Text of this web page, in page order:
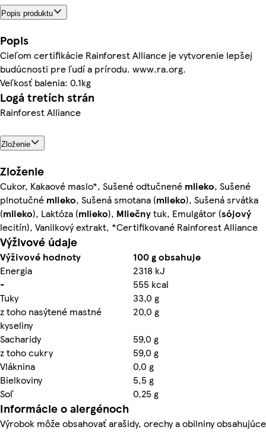
Popis produktu
Popis
Cieľom certifikácie Rainforest Alliance je vytvorenie lepšej
budúcnosti pre ľudí a prírodu. www.ra.org.
Veľkosť balenia: 0.1kg
Logá tretích strán
Rainforest Alliance
Zloženie
Zloženie
Cukor, Kakaové maslo*, Sušené odtučnené mlieko, Sušené
plnotučné mlieko, Sušená smotana (mlieko), Sušená srvátka
(mlieko), Laktóza (mlieko), Mliečnytuk, Emulgátor (sójový
lecitín), Vanilkový extrakt, *Certifikované Rainforest Alliance
Výživové údaje
Výživové hodnoty
100 g obsahuje
Energia
2318 kJ
-
555 kcal
Tuky
33,0 g
z toho nasýtené mastné
kyseliny
20,0 g
Sacharidy
59,0 g
z toho cukry
59,0 g
Vláknina
0,0 g
Bielkoviny
5,5 g
Soľ
0,25 g
Informácie o alergénoch
Výrobok môže obsahovať arašidy, orechy a obilniny obsahujúce